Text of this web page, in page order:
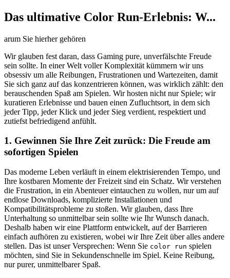
Das ultimative Color Run-Erlebnis: W...
arum Sie hierher gehören
Wir glauben fest daran, dass Gaming pure, unverfälschte Freude
sein sollte. In einer Welt voller Komplexität kümmern wir uns
obsessiv um alle Reibungen, Frustrationen und Wartezeiten, damit
Sie sich ganz auf das konzentrieren können, was wirklich zählt: den
berauschenden Spaß am Spielen. Wir hosten nicht nur Spiele; wir
kuratieren Erlebnisse und bauen einen Zufluchtsort, in dem sich
jeder Tipp, jeder Klick und jeder Sieg verdient, respektiert und
zutiefst befriedigend anfühlt.
1. Gewinnen Sie Ihre Zeit zurück: Die Freude am
sofortigen Spielen
Das moderne Leben verläuft in einem elektrisierenden Tempo, und
Ihre kostbaren Momente der Freizeit sind ein Schatz. Wir verstehen
die Frustration, in ein Abenteuer eintauchen zu wollen, nur um auf
endlose Downloads, komplizierte Installationen und
Kompatibilitätsprobleme zu stoßen. Wir glauben, dass Ihre
Unterhaltung so unmittelbar sein sollte wie Ihr Wunsch danach.
Deshalb haben wir eine Plattform entwickelt, auf der Barrieren
einfach aufhören zu existieren, wobei wir Ihre Zeit über alles andere
stellen. Das ist unser Versprechen: Wenn Sie color run spielen
möchten, sind Sie in Sekundenschnelle im Spiel. Keine Reibung,
nur purer, unmittelbarer Spaß.